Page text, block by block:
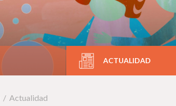
ACTUALIDAD
Actualidad